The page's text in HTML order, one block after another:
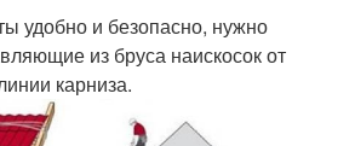
удобно и безопасно, нужно
из бруса наискосок от
карниза.